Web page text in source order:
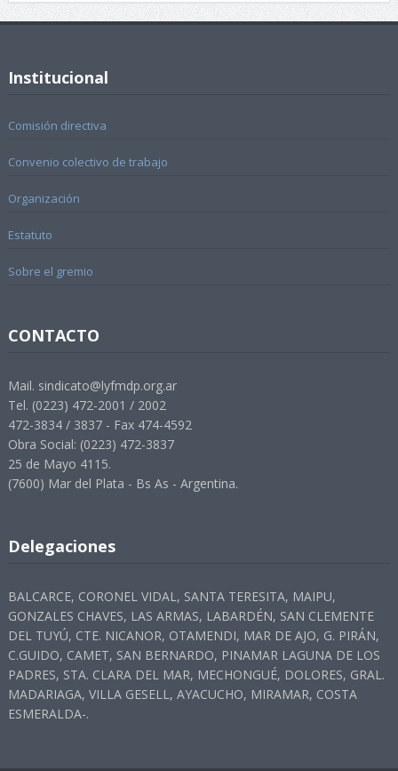
Institucional
Comisión directiva
Convenio colectivo de trabajo
Organización
Estatuto
Sobre el gremio
CONTACTO
Mail. sindicato@lyfmdp.org.ar
Tel. (0223) 472-2001 / 2002
472-3834 / 3837 - Fax 474-4592
Obra Social: (0223) 472-3837
25 de Mayo 4115.
(7600) Mar del Plata - Bs As - Argentina.
Delegaciones
BALCARCE, CORONEL VIDAL, SANTA TERESITA, MAIPU,
GONZALES CHAVES, LAS ARMAS, LABARDÉN, SAN CLEMENTE
DEL TUYÚ, CTE. NICANOR, OTAMENDI, MAR DE AJO, G. PIRÁN,
C.GUIDO, CAMET, SAN BERNARDO, PINAMAR LAGUNA DE LOS
PADRES, STA. CLARA DEL MAR, MECHONGUÉ, DOLORES, GRAL.
MADARIAGA, VILLA GESELL, AYACUCHO, MIRAMAR, COSTA
ESMERALDA-.